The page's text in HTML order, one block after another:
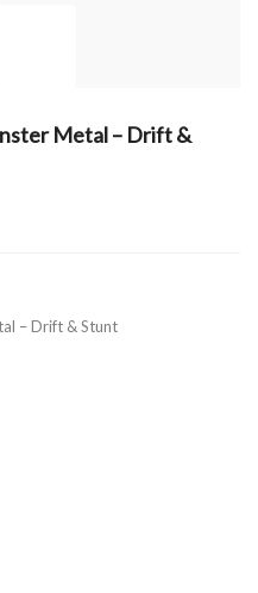
Metal – Drift &
– Drift & Stunt